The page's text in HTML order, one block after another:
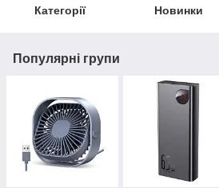
Категорії Новинки
Популярні групи